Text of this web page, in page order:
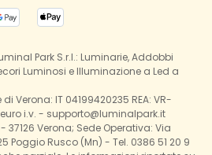
Park S.r.l.: Luminarie, Addobbi
Luminosi e Illuminazione a Led a
Verona: IT 04199420235 REA: VR-
i.v. - supporto@luminalpark.it
37126 Verona; Sede Operativa: Via
Poggio Rusco (Mn) - Tel. 0386 51 20 9